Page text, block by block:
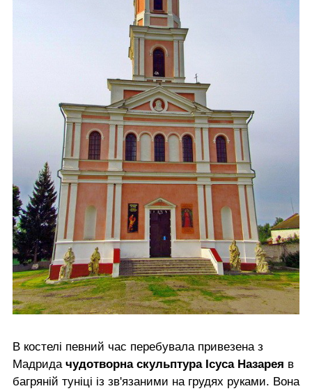
В костелі певний час перебувала привезена з
Мадрида чудотворна скульптура Ісуса Назарея в
багряній туніці із зв'язаними на грудях руками. Вона